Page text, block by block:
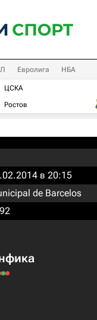
Евролига НБА
ЦСКА
Ростов
в 20:15
de Barcelos